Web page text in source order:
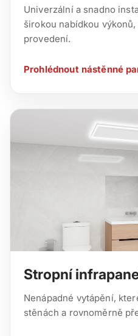
Univerzální a snadno
širokou nabídkou
provedení.
Prohlédnout nástěnné
Stropní
Nenápadné vytápění,
stěnách a rovnoměrně